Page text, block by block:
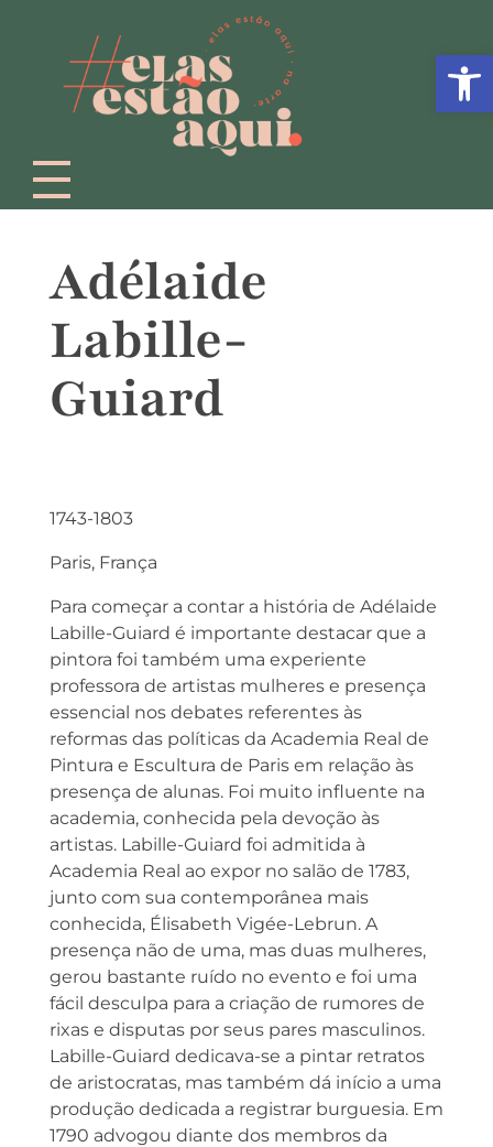
Adélaide
Labille-
Guiard
1743-1803
Paris, França
Para começar a contar a história de Adélaide
Labille-Guiard é importante destacar que a
pintora foi também uma experiente
professora de artistas mulheres e presença
essencial nos debates referentes às
reformas das políticas da Academia Real de
Pintura e Escultura de Paris em relação às
presença de alunas. Foi muito influente na
academia, conhecida pela devoção às
artistas. Labille-Guiard foi admitida à
Academia Real ao expor no salão de 1783,
junto com sua contemporânea mais
conhecida, Élisabeth Vigée-Lebrun. A
presença não de uma, mas duas mulheres,
gerou bastante ruído no evento e foi uma
fácil desculpa para a criação de rumores de
rixas e disputas por seus pares masculinos.
Labille-Guiard dedicava-se a pintar retratos
de aristocratas, mas também dá início a uma
produção dedicada a registrar burguesia. Em
1790 advogou diante dos membros da
Abrir